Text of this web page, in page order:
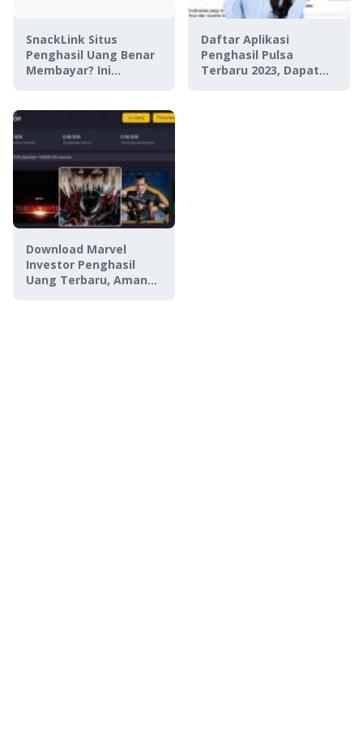
SnackLink Situs
Penghasil Uang Benar
Membayar? Ini
Daftar Aplikasi
Penghasil Pulsa
Terbaru 2023, Dapat
Download Marvel
Investor Penghasil
Uang Terbaru, Aman